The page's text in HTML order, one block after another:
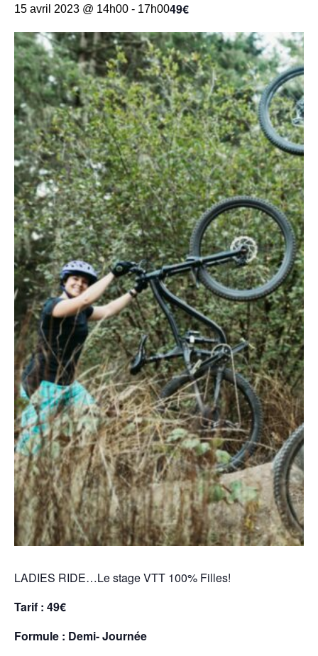
15 avril 2023 @ 14h00 - 17h0049€
LADIES RIDE…Le stage VTT 100% Filles!
Tarif : 49€
Formule : Demi- Journée